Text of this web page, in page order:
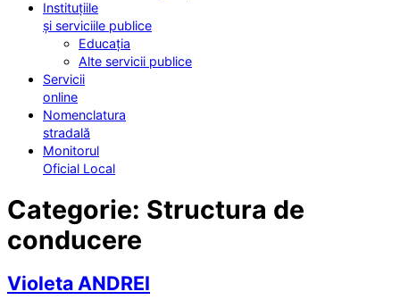
Instituțiile
și serviciile publice
Educația
Alte servicii publice
Servicii
online
Nomenclatura
stradală
Monitorul
Oficial Local
Categorie: Structura de
conducere
Violeta ANDREI